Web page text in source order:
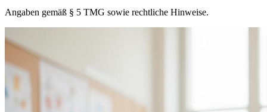
Angaben gemäß § 5 TMG sowie rechtliche Hinweise.